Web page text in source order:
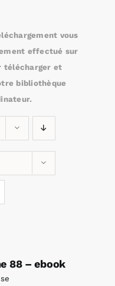
vous
effectué sur
télécharger et
bibliothèque
88 – ebook